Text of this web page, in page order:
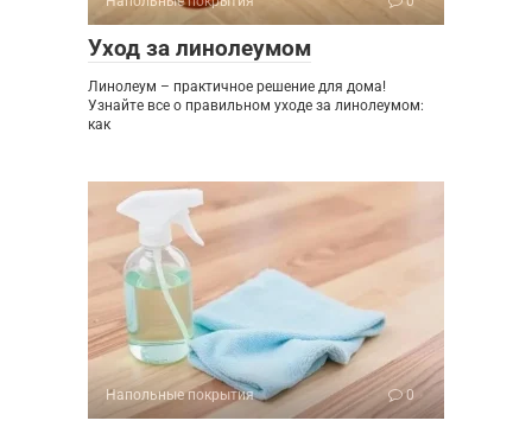
Уход за линолеумом
Линолеум – практичное решение для дома!
Узнайте все о правильном уходе за линолеумом:
как
Напольные покрытия 0